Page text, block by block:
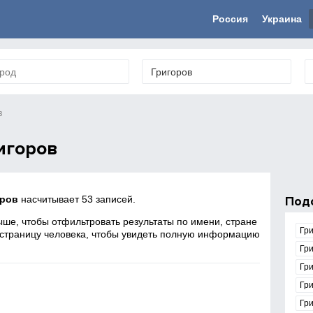
Россия Украина
насчитывает 53 записей.
чтобы отфильтровать результаты по имени, стране
человека, чтобы увидеть полную информацию